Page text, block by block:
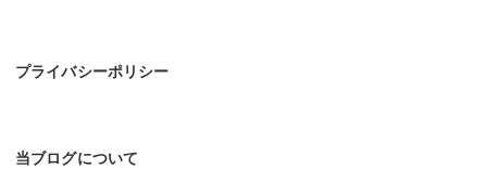
プライバシーポリシー
当ブログについて